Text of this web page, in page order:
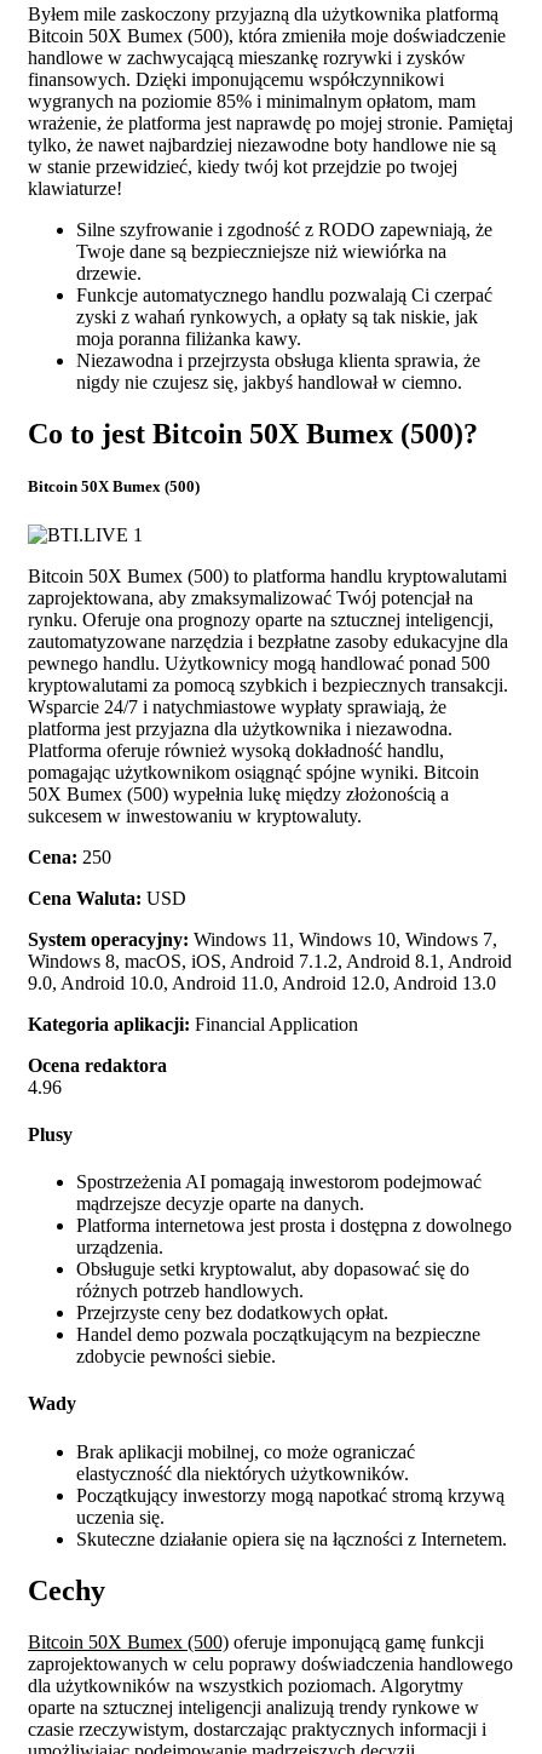
Byłem mile zaskoczony przyjazną dla użytkownika platformą
Bitcoin 50X Bumex (500), która zmieniła moje doświadczenie
handlowe w zachwycającą mieszankę rozrywki i zysków
finansowych. Dzięki imponującemu współczynnikowi
wygranych na poziomie 85% i minimalnym opłatom, mam
wrażenie, że platforma jest naprawdę po mojej stronie. Pamiętaj
tylko, że nawet najbardziej niezawodne boty handlowe nie są
w stanie przewidzieć, kiedy twój kot przejdzie po twojej
klawiaturze!
Silne szyfrowanie i zgodność z RODO zapewniają, że
Twoje dane są bezpieczniejsze niż wiewiórka na
drzewie.
Funkcje automatycznego handlu pozwalają Ci czerpać
zyski z wahań rynkowych, a opłaty są tak niskie, jak
moja poranna filiżanka kawy.
Niezawodna i przejrzysta obsługa klienta sprawia, że
nigdy nie czujesz się, jakbyś handlował w ciemno.
Co to jest Bitcoin 50X Bumex (500)?
Bitcoin 50X Bumex (500)
Bitcoin 50X Bumex (500) to platforma handlu kryptowalutami
zaprojektowana, aby zmaksymalizować Twój potencjał na
rynku. Oferuje ona prognozy oparte na sztucznej inteligencji,
zautomatyzowane narzędzia i bezpłatne zasoby edukacyjne dla
pewnego handlu. Użytkownicy mogą handlować ponad 500
kryptowalutami za pomocą szybkich i bezpiecznych transakcji.
Wsparcie 24/7 i natychmiastowe wypłaty sprawiają, że
platforma jest przyjazna dla użytkownika i niezawodna.
Platforma oferuje również wysoką dokładność handlu,
pomagając użytkownikom osiągnąć spójne wyniki. Bitcoin
50X Bumex (500) wypełnia lukę między złożonością a
sukcesem w inwestowaniu w kryptowaluty.
Cena: 250
Cena Waluta: USD
System operacyjny: Windows 11, Windows 10, Windows 7,
Windows 8, macOS, iOS, Android 7.1.2, Android 8.1, Android
9.0, Android 10.0, Android 11.0, Android 12.0, Android 13.0
Kategoria aplikacji: Financial Application
Ocena redaktora
4.96
Plusy
Spostrzeżenia AI pomagają inwestorom podejmować
mądrzejsze decyzje oparte na danych.
Platforma internetowa jest prosta i dostępna z dowolnego
urządzenia.
Obsługuje setki kryptowalut, aby dopasować się do
różnych potrzeb handlowych.
Przejrzyste ceny bez dodatkowych opłat.
Handel demo pozwala początkującym na bezpieczne
zdobycie pewności siebie.
Wady
Brak aplikacji mobilnej, co może ograniczać
elastyczność dla niektórych użytkowników.
Początkujący inwestorzy mogą napotkać stromą krzywą
uczenia się.
Skuteczne działanie opiera się na łączności z Internetem.
Cechy
Bitcoin 50X Bumex (500) oferuje imponującą gamę funkcji
zaprojektowanych w celu poprawy doświadczenia handlowego
dla użytkowników na wszystkich poziomach. Algorytmy
oparte na sztucznej inteligencji analizują trendy rynkowe w
czasie rzeczywistym, dostarczając praktycznych informacji i